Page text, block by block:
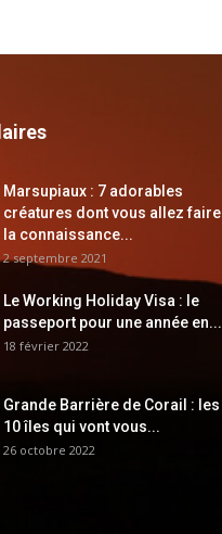
Marsupiaux : 7 adorables
créatures dont vous allez faire
la connaissance...
2 septembre 2021
Le Working Holiday Visa : le
passeport pour une année en...
18 février 2022
Grande Barrière de Corail : les
10 îles qui vont vous...
26 octobre 2022